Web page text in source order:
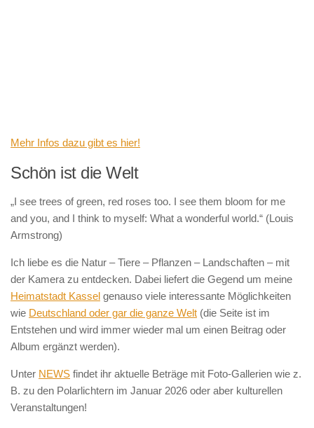
Mehr Infos dazu gibt es hier!
Schön ist die Welt
„I see trees of green, red roses too. I see them bloom for me
and you, and I think to myself: What a wonderful world.“ (Louis
Armstrong)
Ich liebe es die Natur – Tiere – Pflanzen – Landschaften – mit
der Kamera zu entdecken. Dabei liefert die Gegend um meine
Heimatstadt Kassel genauso viele interessante Möglichkeiten
wie Deutschland oder gar die ganze Welt (die Seite ist im
Entstehen und wird immer wieder mal um einen Beitrag oder
Album ergänzt werden).
Unter NEWS findet ihr aktuelle Beträge mit Foto-Gallerien wie z.
B. zu den Polarlichtern im Januar 2026 oder aber kulturellen
Veranstaltungen!